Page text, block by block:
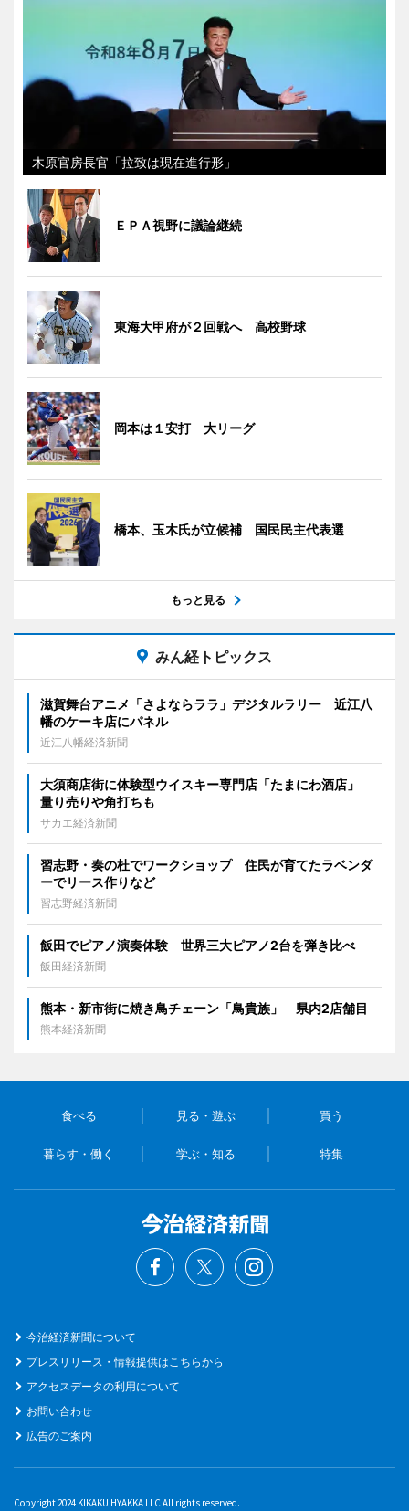
木原官房長官「拉致は現在進行形」
ＥＰＡ視野に議論継続
東海大甲府が２回戦へ 高校野球
岡本は１安打 大リーグ
橋本、玉木氏が立候補 国民民主代表選
もっと見る
みん経トピックス
滋賀舞台アニメ「さよならララ」デジタルラリー 近江八
幡のケーキ店にパネル
近江八幡経済新聞
大須商店街に体験型ウイスキー専門店「たまにわ酒店」
量り売りや角打ちも
サカエ経済新聞
習志野・奏の杜でワークショップ 住民が育てたラベンダ
ーでリース作りなど
習志野経済新聞
飯田でピアノ演奏体験 世界三大ピアノ2台を弾き比べ
飯田経済新聞
熊本・新市街に焼き鳥チェーン「鳥貴族」 県内2店舗目
熊本経済新聞
食べる 見る・遊ぶ 買う
暮らす・働く 学ぶ・知る 特集
今治経済新聞について
プレスリリース・情報提供はこちらから
アクセスデータの利用について
お問い合わせ
広告のご案内
Copyright 2024 KIKAKU HYAKKA LLC All rights reserved.